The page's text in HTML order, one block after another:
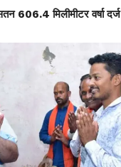
606.4 मिलीमीटर वर्षा दर्ज